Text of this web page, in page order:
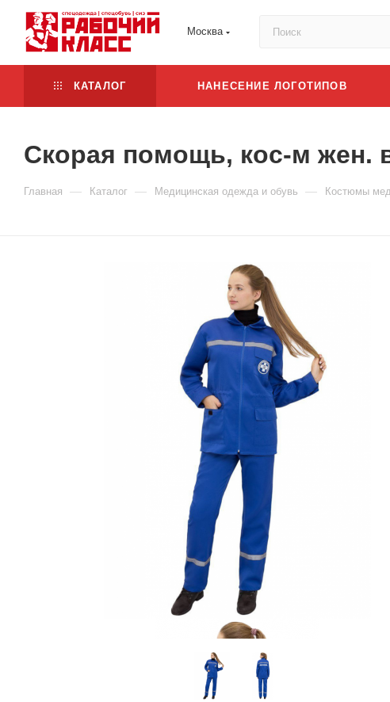
Москва
КАТАЛОГ НАНЕСЕНИЕ ЛОГОТИПОВ
Скорая помощь, кос-м жен.
Главная — Каталог — Медицинская одежда и обувь — Костюмы